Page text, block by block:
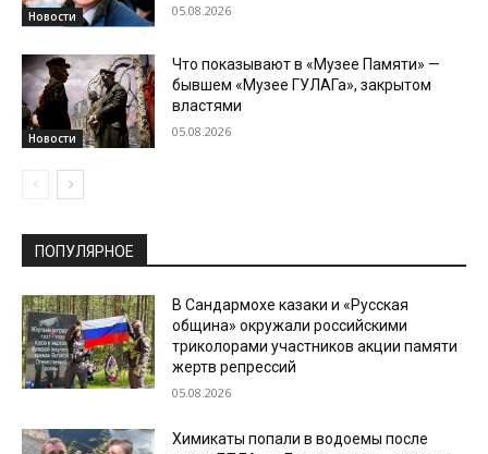
Новости 05.08.2026
Новости
Что показывают в «Музее Памяти» —
бывшем «Музее ГУЛАГа», закрытом
властями
05.08.2026
ПОПУЛЯРНОЕ
В Сандармохе казаки и «Русская
община» окружали российскими
триколорами участников акции памяти
жертв репрессий
05.08.2026
Химикаты попали в водоемы после